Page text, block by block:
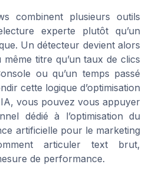
combinent plusieurs outils
experte plutôt qu’un
Un détecteur devient alors
titre qu’un taux de clics
ou qu’un temps passé
cette logique d’optimisation
vous pouvez vous appuyer
dédié à l’optimisation du
artificielle pour le marketing
articuler text brut,
de performance.